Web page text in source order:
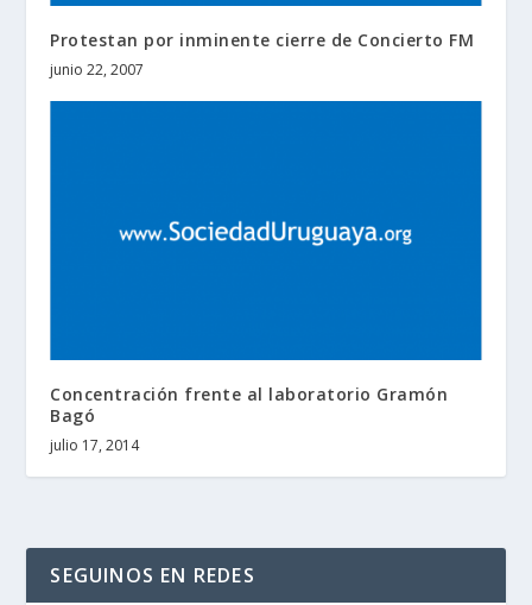
Protestan por inminente cierre de Concierto FM
junio 22, 2007
Concentración frente al laboratorio Gramón
Bagó
julio 17, 2014
SEGUINOS EN REDES